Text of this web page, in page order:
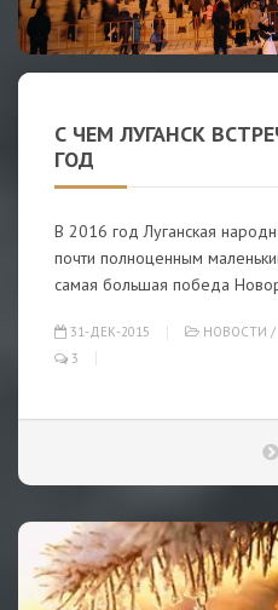
С ЧЕМ ЛУГАНСК
ГОД
В 2016 год Луганская
почти полноценным
самая большая победа
31-ДЕК-2015 НОВОСТИ /
3